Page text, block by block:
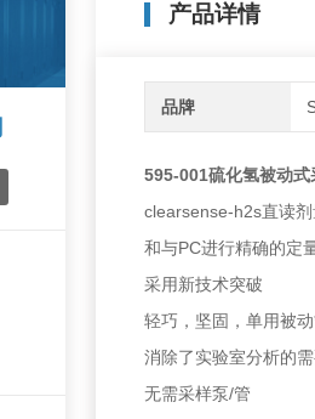
产品详情
品牌
595-001硫化氢被动式
clearsense-h2s直读
和与PC进行精确的定
采用新技术突破
轻巧，坚固，单用被
消除了实验室分析的
无需采样泵/管